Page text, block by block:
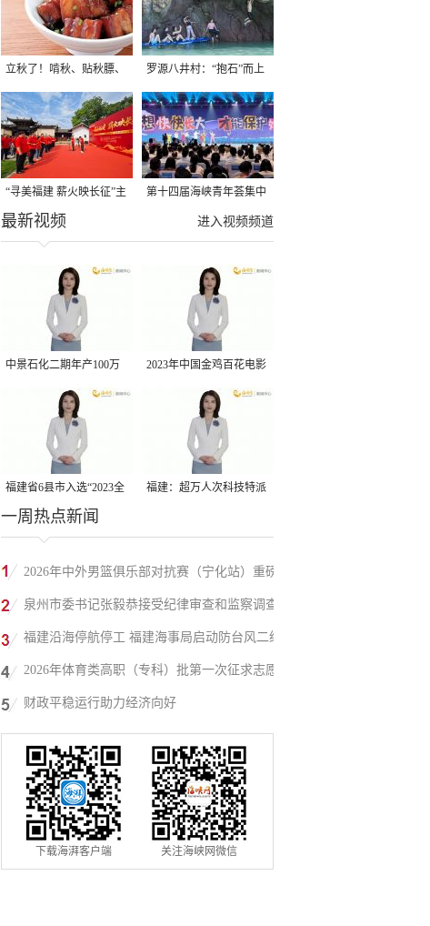
立秋了！啃秋、贴秋膘、
晒秋，福建人这样过才够
味→
罗源八井村：“抱石”而上
“寻美福建 薪火映长征”主
题活动在龙岩长汀启动
第十四届海峡青年荟集中
阶段活动在福州举行
进入视频频道
最新视频
中景石化二期年产100万
吨丙烷脱氢项目建成中交
2023年中国金鸡百花电影
节有福电影巡展31日启动
福建省6县市入选“2023全
国县域发展潜力百强县”
福建：超万人次科技特派
一周热点新闻
2026年中外男篮俱乐部对抗赛（宁化站）重磅
来袭！抢票通道即将开启→
泉州市委书记张毅恭接受纪律审查和监察调查
福建沿海停航停工 福建海事局启动防台风二级
应急响应
2026年体育类高职（专科）批第一次征求志愿
填报
财政平稳运行助力经济向好
下载海湃客户端 关注海峡网微信